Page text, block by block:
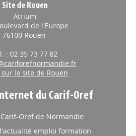
Site de Rouen
Atrium
de l'Europe
76100 Rouen
: 02 35 73 77 82
le site de Rouen
du Carif-Oref
Oref de Normandie
emploi formation